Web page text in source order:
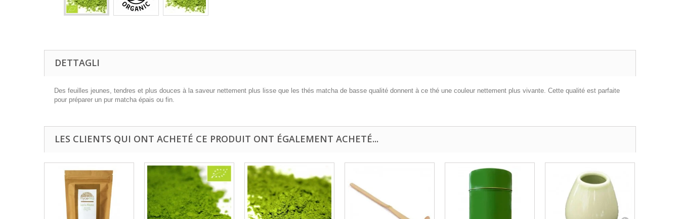
DETTAGLI
Des feuilles jeunes, tendres et plus douces à la saveur nettement plus lisse que les thés matcha de basse qualité donnent à ce thé une couleur nettement plus vivante. Cette qualité est parfaite
pour préparer un pur matcha épais ou fin.
LES CLIENTS QUI ONT ACHETÉ CE PRODUIT ONT ÉGALEMENT ACHETÉ...